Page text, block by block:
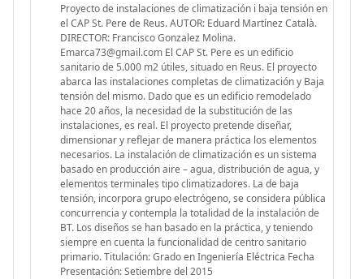
Proyecto de instalaciones de climatización i baja tensión en
el CAP St. Pere de Reus. AUTOR: Eduard Martínez Català.
DIRECTOR: Francisco Gonzalez Molina.
Emarca73@gmail.com El CAP St. Pere es un edificio
sanitario de 5.000 m2 útiles, situado en Reus. El proyecto
abarca las instalaciones completas de climatización y Baja
tensión del mismo. Dado que es un edificio remodelado
hace 20 años, la necesidad de la substitución de las
instalaciones, es real. El proyecto pretende diseñar,
dimensionar y reflejar de manera práctica los elementos
necesarios. La instalación de climatización es un sistema
basado en producción aire – agua, distribución de agua, y
elementos terminales tipo climatizadores. La de baja
tensión, incorpora grupo electrógeno, se considera pública
concurrencia y contempla la totalidad de la instalación de
BT. Los diseños se han basado en la práctica, y teniendo
siempre en cuenta la funcionalidad de centro sanitario
primario. Titulación: Grado en Ingeniería Eléctrica Fecha
Presentación: Setiembre del 2015